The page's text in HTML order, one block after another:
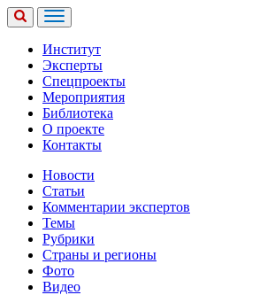
Институт
Эксперты
Спецпроекты
Мероприятия
Библиотека
О проекте
Контакты
Новости
Статьи
Комментарии экспертов
Темы
Рубрики
Страны и регионы
Фото
Видео